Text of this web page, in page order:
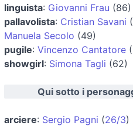
linguista: Giovanni Frau (86)
pallavolista: Cristian Savani
Manuela Secolo (49)
pugile: Vincenzo Cantatore
showgirl: Simona Tagli (62)
Qui sotto i
arciere: Sergio Pagni (26/3)